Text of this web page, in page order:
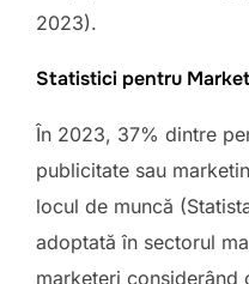
2023).
Statistici pentru
În 2023, 37% dintre
publicitate sau
locul de muncă
adoptată în sectorul
marketeri considerând